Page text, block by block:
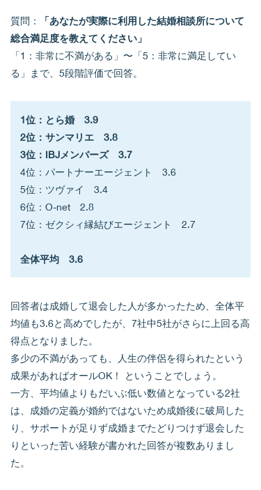
質問：
「あなたが実際に利用した結婚相談所について
総合満足度を教えてください」
「1：非常に不満がある」〜「5：非常に満足してい
る」まで、5段階評価で回答。
1位：とら婚　3.9
2位：サンマリエ　3.8
3位：IBJメンバーズ　3.7
4位：パートナーエージェント　3.6
5位：ツヴァイ　3.4
6位：O-net　2.8
7位：ゼクシィ縁結びエージェント　2.7
全体平均　3.6
回答者は成婚して退会した人が多かったため、全体平
均値も3.6と高めでしたが、7社中5社がさらに上回る高
得点となりました。
多少の不満があっても、人生の伴侶を得られたという
成果があればオールOK！ ということでしょう。
一方、平均値よりもだいぶ低い数値となっている2社
は、成婚の定義が婚約ではないため成婚後に破局した
り、サポートが足りず成婚までたどりつけず退会した
りといった苦い経験が書かれた回答が複数ありまし
た。